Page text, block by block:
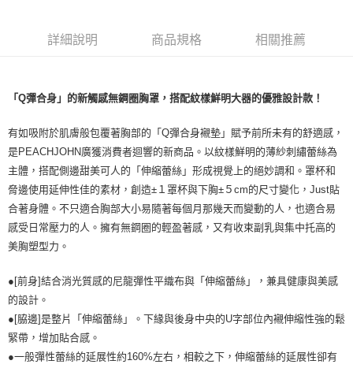
付款後7-11取貨
黑貓宅配
離島宅配
每筆NT$200，滿NT$1,500(含以上)免運費
詳細說明 商品規格 相關推薦
「Q彈合身」的新觸感無鋼圈胸罩，搭配紋樣鮮明大器的優雅設計款！
有如吸附於肌膚般包覆著胸部的「Q彈合身襯墊」賦予前所未有的舒適感，
是PEACHJOHN廣獲消費者迴響的新商品。以紋樣鮮明的薄紗刺繡蕾絲為
主體，搭配側邊甜美可人的「伸縮蕾絲」形成視覺上的絕妙調和。罩杯和
脅邊使用延伸性佳的素材，創造±１罩杯與下胸±５cm的尺寸變化，Just貼
合著身體。不只適合胸部大小易隨著每個月那幾天而變動的人，也適合易
感受日常壓力的人。擁有無鋼圈的輕盈著感，又有收束副乳與集中托高的
美胸塑型力。
●[前身]結合消光質感的尼龍彈性平織布與「伸縮蕾絲」，兼具健康與美感
的設計。
●[脇邊]是整片「伸縮蕾絲」。下緣與後身中央的U字部位內襯伸縮性強的鬆
緊帶，增加貼合感。
●一般彈性蕾絲的延展性約160%左右，相較之下，伸縮蕾絲的延展性卻有